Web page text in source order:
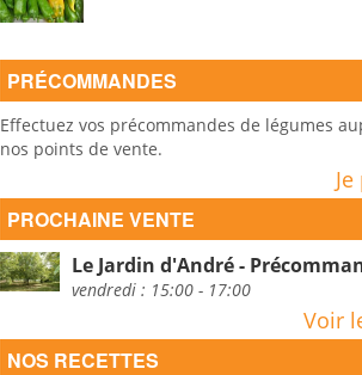
PRÉCOMMANDES
Effectuez vos précommandes de légumes
nos points de vente.
PROCHAINE VENTE
Le Jardin d'André -
vendredi : 15:00 - 17:00
Voir
NOS RECETTES